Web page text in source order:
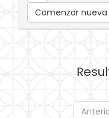
Comenzar